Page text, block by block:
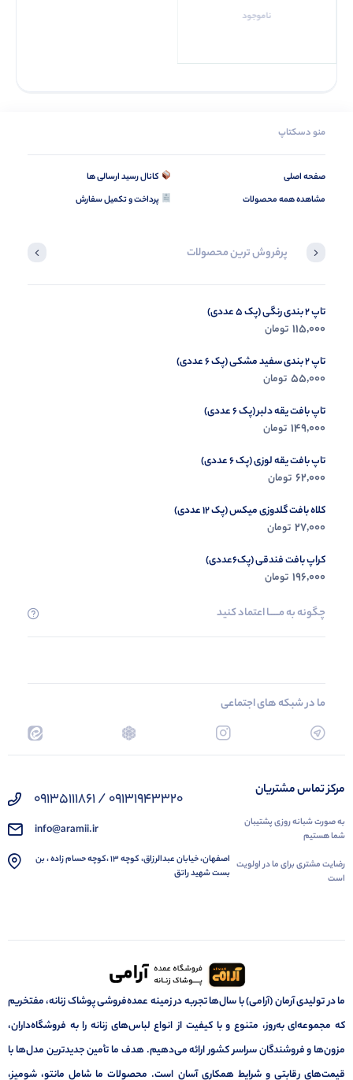
ناموجود
منو دسکتاپ
صفحه اصلی
مشاهده همه محصولات
کانال رسید ارسالی ها
پرداخت و تکمیل سفارش
پرفروش ترین محصولات
تاپ 2 بندی رنگی (پک 5 عددی)
115,000 تومان
تاپ 2 بندی سفید مشکی (پک 6 عددی)
55,000 تومان
تاپ بافت یقه دلبر (پک 6 عددی)
149,000 تومان
تاپ بافت یقه لوزی (پک 6 عددی)
62,000 تومان
کلاه بافت گلدوزی میکس (پک 12 عددی)
27,000 تومان
کراپ بافت فندقی (پک6عددی)
196,000 تومان
شومیز مچ و پایین پلیسه (پک 3 عددی)
435,000 تومان
چگونه به مــــــا اعتماد کنید
ما در شبکه های اجتماعی
مرکز تماس مشتریان
به صورت شبانه روزی پشتیبان
شما هستیم
رضایت مشتری برای ما در اولویت
است
09131943320 / 09135111861
info@aramii.ir
اصفهان، خیابان عبدالرزاق، کوچه 13 ،کوچه حسام زاده ، بن
بست شهید راتق
ما در تولیدی آرمان (آرامی) با سال‌ها تجربه در زمینه عمده‌فروشی پوشاک زنانه، مفتخریم
که مجموعه‌ای به‌روز، متنوع و با کیفیت از انواع لباس‌های زنانه را به فروشگاه‌داران،
مزون‌ها و فروشندگان سراسر کشور ارائه می‌دهیم. هدف ما تأمین جدیدترین مدل‌ها با
قیمت‌های رقابتی و شرایط همکاری آسان است. محصولات ما شامل مانتو، شومیز،